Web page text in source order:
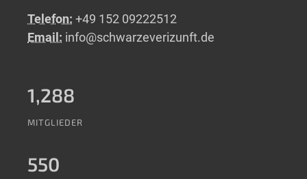
Telefon: +49 152 09222512
Email: info@schwarzeverizunft.de
1,288
MITGLIEDER
550